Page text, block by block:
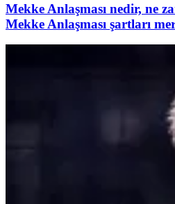
Mekke Anlaşması nedir, ne
Mekke Anlaşması şartları